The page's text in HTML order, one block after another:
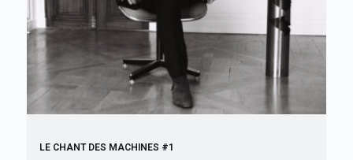
LE CHANT DES MACHINES #1